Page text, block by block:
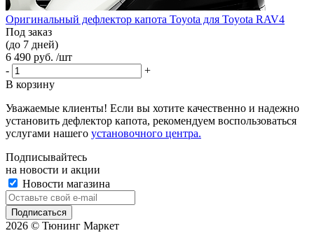
Оригинальный дефлектор капота Toyota для Toyota RAV4
Под заказ
(до 7 дней)
6 490 руб. /шт
-
+
В корзину
Уважаемые клиенты! Если вы хотите качественно и надежно
установить дефлектор капота, рекомендуем воспользоваться
услугами нашего установочного центра.
Подписывайтесь
на новости и акции
Новости магазина
2026 © Тюнинг Маркет